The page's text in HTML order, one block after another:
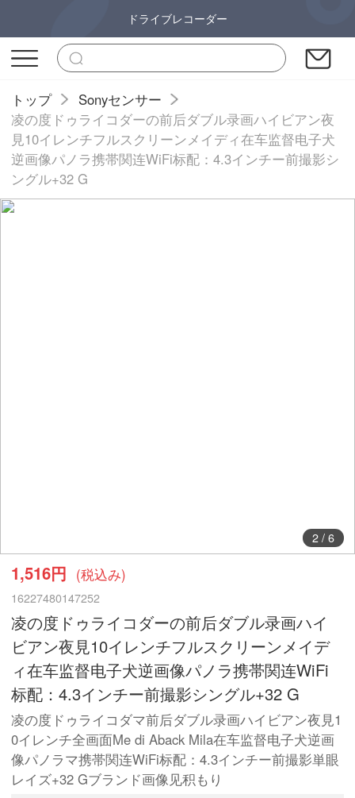
ドライブレコーダー
トップ
Sonyセンサー
凌の度ドゥライコダーの前后ダブル录画ハイビアン夜
見10イレンチフルスクリーンメイディ在车监督电子犬
逆画像パノラ携帯関连WiFi标配：4.3インチー前撮影シ
ングル+32 G
2/ 6
1,516円 (税込み)
16227480147252
凌の度ドゥライコダーの前后ダブル录画ハイ
ビアン夜見10イレンチフルスクリーンメイデ
ィ在车监督电子犬逆画像パノラ携帯関连WiFi
标配：4.3インチー前撮影シングル+32 G
凌の度ドゥライコダマ前后ダブル录画ハイビアン夜見1
0イレンチ全画面Me di Aback Mila在车监督电子犬逆画
像パノラマ携帯関连WiFi标配：4.3インチー前撮影単眼
レイズ+32 Gブランド画像见积もり